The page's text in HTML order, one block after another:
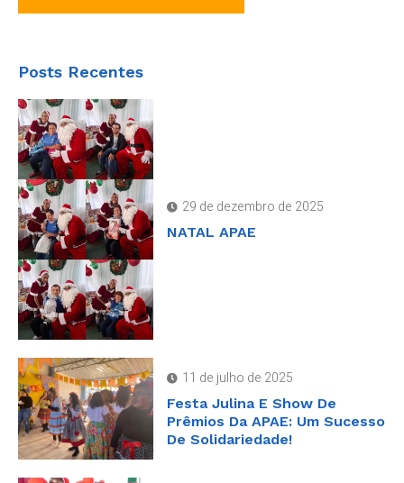
Posts Recentes
29 de dezembro de 2025
NATAL APAE
11 de julho de 2025
Festa Julina E Show De
Prêmios Da APAE: Um Sucesso
De Solidariedade!